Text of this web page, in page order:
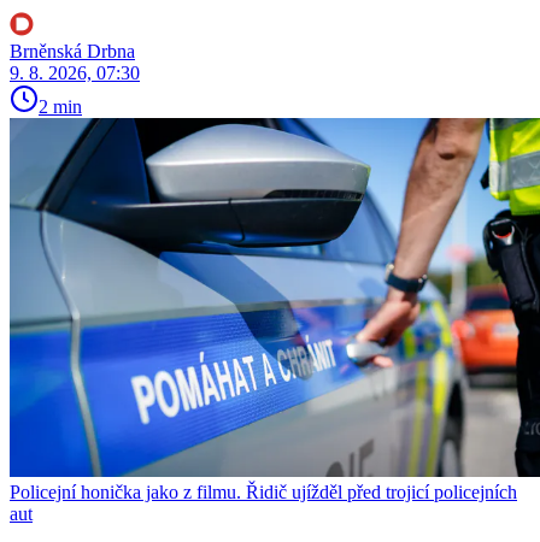
Brněnská Drbna
9. 8. 2026, 07:30
2 min
Policejní honička jako z filmu. Řidič ujížděl před trojicí policejních
aut